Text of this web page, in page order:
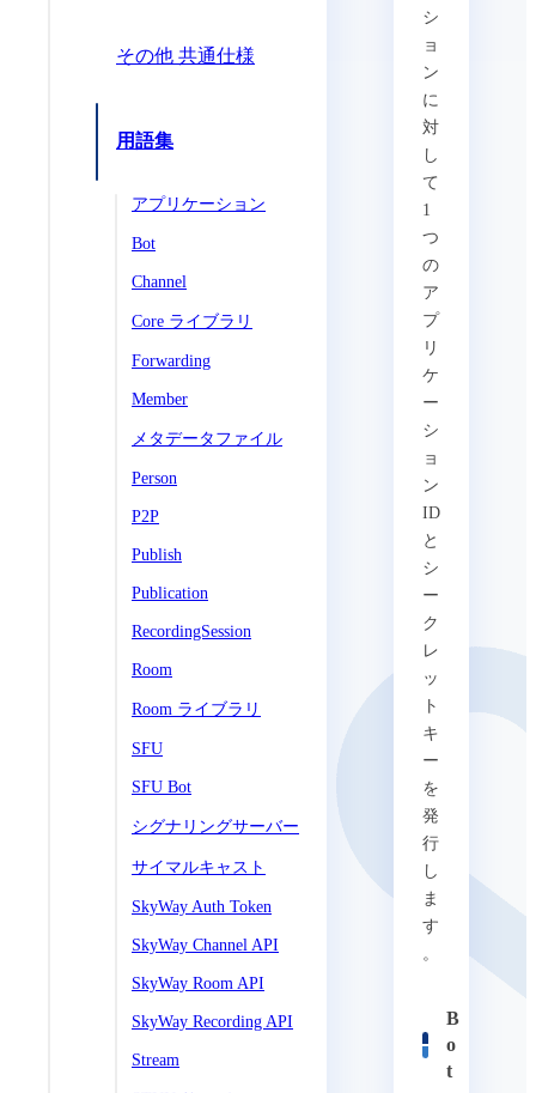
その他 共通仕様
用語集
アプリケーション
Bot
Channel
Core ライブラリ
Forwarding
Member
メタデータファイル
Person
P2P
Publish
Publication
RecordingSession
Room
Room ライブラリ
SFU
SFU Bot
シグナリングサーバー
サイマルキャスト
SkyWay Auth Token
SkyWay Channel API
SkyWay Room API
SkyWay Recording API
Stream
シ
ョ
ン
に
対
し
て
1
つ
の
ア
プ
リ
ケ
ー
シ
ョ
ン
ID
と
シ
ー
ク
レ
ッ
ト
キ
ー
を
発
行
し
ま
す
。
B
o
t